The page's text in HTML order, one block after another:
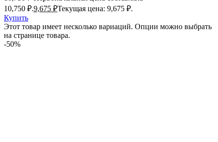
10,750 ₽.9,675 ₽Текущая цена: 9,675 ₽.
Купить
Этот товар имеет несколько вариаций. Опции можно выбрать
на странице товара.
-50%